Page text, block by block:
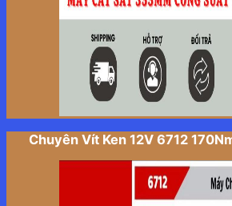
Chuyên Vít Ken 12V 6712